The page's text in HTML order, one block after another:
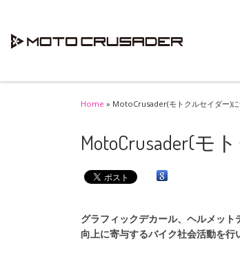
Home » MotoCrusader(モトクルセイダー)に
MotoCrusader(
グラフィックデカール、ヘルメッ
向上に寄与するバイク社会活動を行